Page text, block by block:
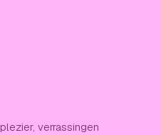
verrassingen